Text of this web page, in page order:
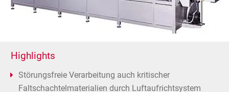
Highlights
Störungsfreie Verarbeitung auch kritischer
Faltschachtelmaterialien durch Luftaufrichtsystem